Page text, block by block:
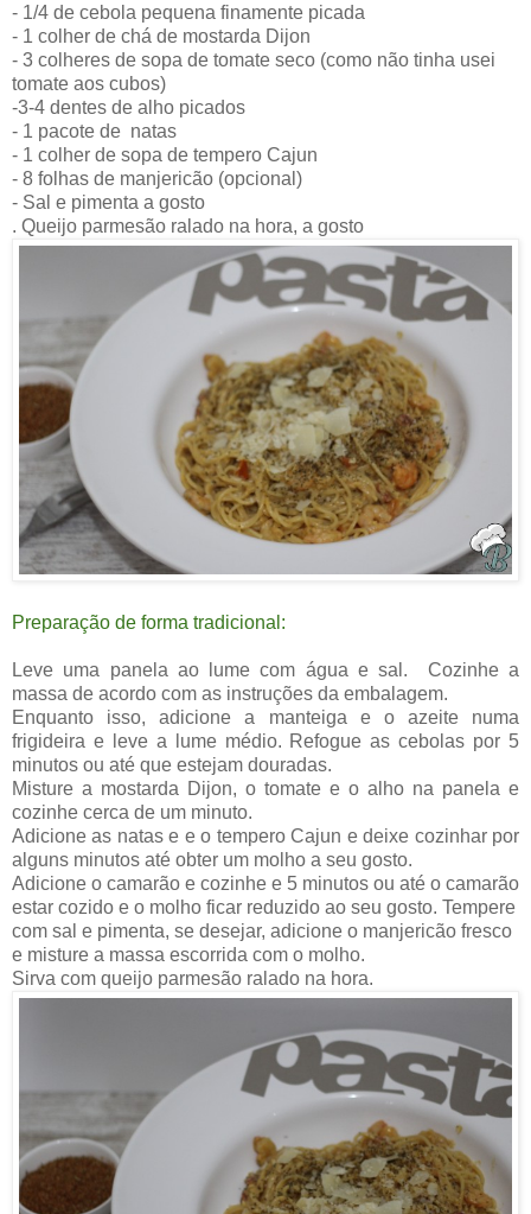
- 1/4 de cebola pequena finamente picada
- 1 colher de chá de mostarda Dijon
- 3 colheres de sopa de tomate seco (como não tinha usei
tomate aos cubos)
-3-4 dentes de alho picados
- 1 pacote de natas
- 1 colher de sopa de tempero Cajun
- 8 folhas de manjericão (opcional)
- Sal e pimenta a gosto
. Queijo parmesão ralado na hora, a gosto
Preparação de forma tradicional:
Leve uma panela ao lume com água e sal. Cozinhe a
massa de acordo com as instruções da embalagem.
Enquanto isso, adicione a manteiga e o azeite numa
frigideira e leve a lume médio. Refogue as cebolas por 5
minutos ou até que estejam douradas.
Misture a mostarda Dijon, o tomate e o alho na panela e
cozinhe cerca de um minuto.
Adicione as natas e e o tempero Cajun e deixe cozinhar por
alguns minutos até obter um molho a seu gosto.
Adicione o camarão e cozinhe e 5 minutos ou até o camarão
estar cozido e o molho ficar reduzido ao seu gosto. Tempere
com sal e pimenta, se desejar, adicione o manjericão fresco
e misture a massa escorrida com o molho.
Sirva com queijo parmesão ralado na hora.